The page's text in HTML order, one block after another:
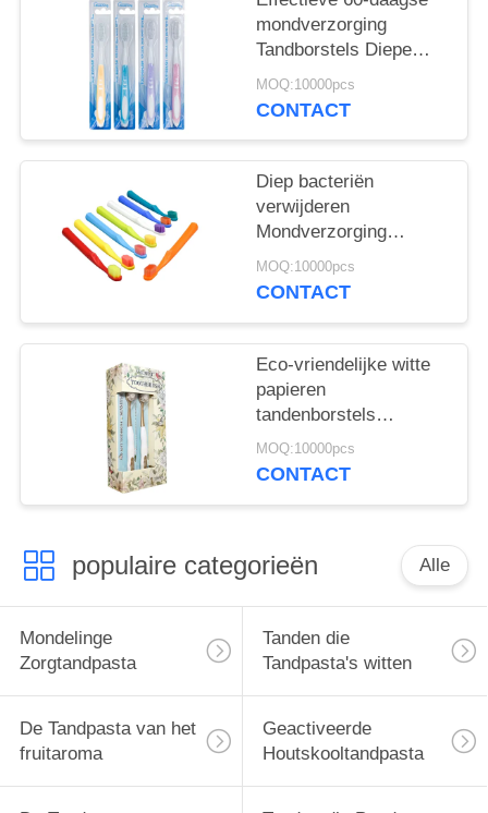
mondverzorging
Tandborstels Diepe
bacteriën verwijderen
Zachtjes reinigen
MOQ:10000pcs
CONTACT
Diep bacteriën
verwijderen
Mondverzorging
Tandborstels 350g
Witte papieren doos 60
MOQ:10000pcs
CONTACT
Eco-vriendelijke witte
papieren
tandenborstels
verwijderen bacteriën
voor diepe
MOQ:10000pcs
CONTACT
populaire categorieën Alle
Mondelinge
Zorgtandpasta
Tanden die
Tandpasta's witten
De Tandpasta van het
fruitaroma
Geactiveerde
Houtskooltandpasta